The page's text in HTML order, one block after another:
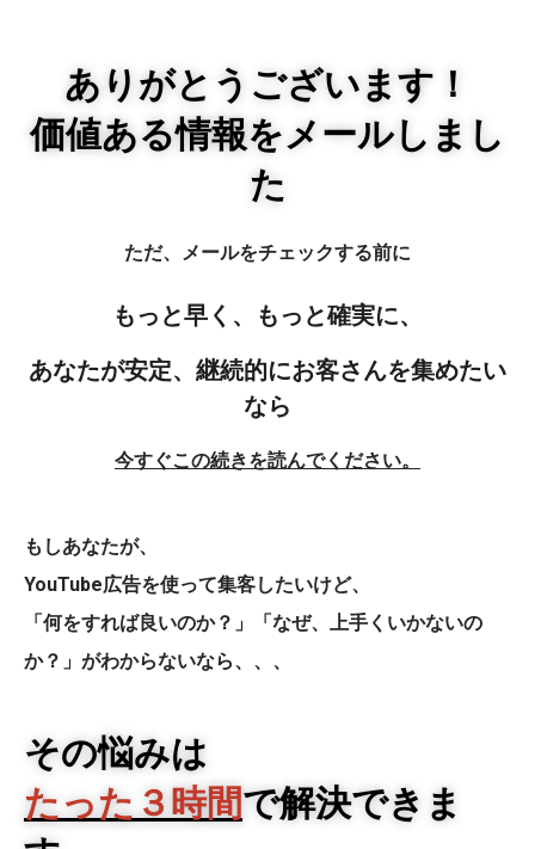
ありがとうございます！
価値ある情報をメールしまし
た
ただ、メールをチェックする前に
もっと早く、もっと確実に、
あなたが安定、継続的にお客さんを集めたい
なら
今すぐこの続きを読んでください。
もしあなたが、
YouTube広告を使って集客したいけど、
「何をすれば良いのか？」「なぜ、上手くいかないの
か？」がわからないなら、、、
その悩みは
たった３時間で解決できま